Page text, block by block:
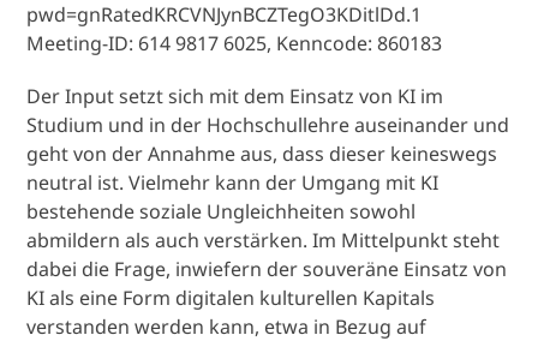
pwd=gnRatedKRCVNJynBCZTegO3KDitlDd.1
Meeting-ID: 614 9817 6025, Kenncode: 860183
Der Input setzt sich mit dem Einsatz von KI im
Studium und in der Hochschullehre auseinander und
geht von der Annahme aus, dass dieser keineswegs
neutral ist. Vielmehr kann der Umgang mit KI
bestehende soziale Ungleichheiten sowohl
abmildern als auch verstärken. Im Mittelpunkt steht
dabei die Frage, inwiefern der souveräne Einsatz von
KI als eine Form digitalen kulturellen Kapitals
verstanden werden kann, etwa in Bezug auf